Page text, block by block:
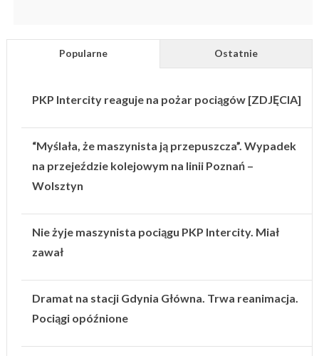
Popularne Ostatnie
PKP Intercity reaguje na pożar pociągów [ZDJĘCIA]
“Myślała, że maszynista ją przepuszcza”. Wypadek
na przejeździe kolejowym na linii Poznań –
Wolsztyn
Nie żyje maszynista pociągu PKP Intercity. Miał
zawał
Dramat na stacji Gdynia Główna. Trwa reanimacja.
Pociągi opóźnione